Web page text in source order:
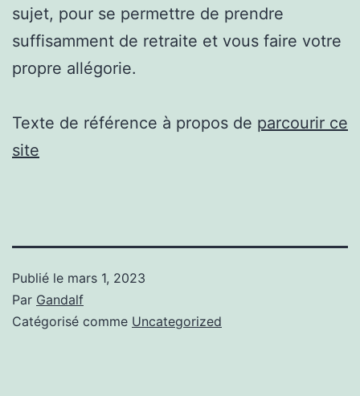
sujet, pour se permettre de prendre
suffisamment de retraite et vous faire votre
propre allégorie.
Texte de référence à propos de parcourir ce
site
Publié le mars 1, 2023
Par Gandalf
Catégorisé comme Uncategorized